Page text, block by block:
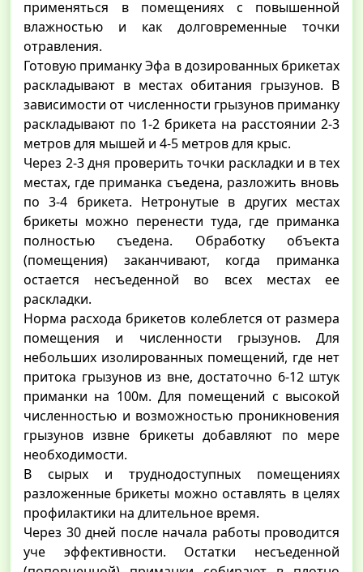
применяться в помещениях с повышенной
влажностью и как долговременные точки
отравления.
Готовую приманку Эфа в дозированных брикетах
раскладывают в местах обитания грызунов. В
зависимости от численности грызунов приманку
раскладывают по 1-2 брикета на расстоянии 2-3
метров для мышей и 4-5 метров для крыс.
Через 2-3 дня проверить точки раскладки и в тех
местах, где приманка съедена, разложить вновь
по 3-4 брикета. Нетронутые в других местах
брикеты можно перенести туда, где приманка
полностью съедена. Обработку объекта
(помещения) заканчивают, когда приманка
остается несъеденной во всех местах ее
раскладки.
Норма расхода брикетов колеблется от размера
помещения и численности грызунов. Для
небольших изолированных помещений, где нет
притока грызунов из вне, достаточно 6-12 штук
приманки на 100м. Для помещений с высокой
численностью и возможностью проникновения
грызунов извне брикеты добавляют по мере
необходимости.
В сырых и труднодоступных помещениях
разложенные брикеты можно оставлять в целях
профилактики на длительное время.
Через 30 дней после начала работы проводится
уче эффективности. Остатки несъеденной